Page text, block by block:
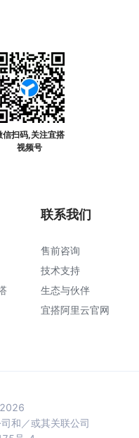
信扫码,关注宜搭
视频号
联系我们
售前咨询
技术支持
生态与伙伴
宜搭阿里云官网
和／或其关联公司